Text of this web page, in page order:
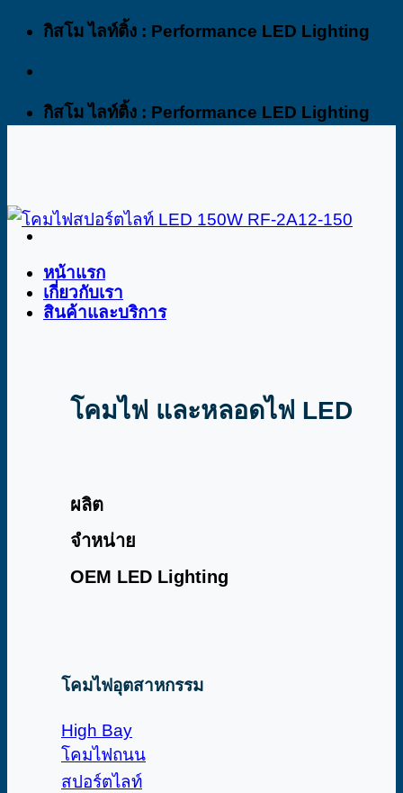
Skip
content
กิสโม ไลท์ติ้ง : Performance LED Lighting
กิสโม ไลท์ติ้ง : Performance LED Lighting
หน้าแรก
เกี่ยวกับเรา
สินค้าและบริการ
โคมไฟ และหลอดไฟ LED
ผลิต
จำหน่าย
OEM LED Lighting
โคมไฟอุตสาหกรรม
High Bay
โคมไฟถนน
สปอร์ตไลท์